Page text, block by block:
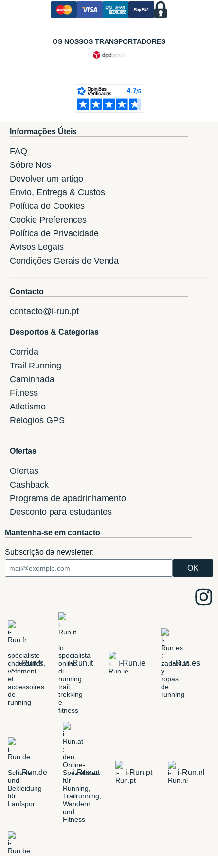
OS NOSSOS TRANSPORTADORES
Informações Úteis
FAQ
Sóbre Nos
Devolver um artigo
Envio, Entrega & Custos
Política de Cookies
Cookie Preferences
Política de Privacidade
Avisos Legais
Condições Gerais de Venda
Contacto
contacto@i-run.pt
Desportos & Categorias
Corrida
Trail Running
Caminhada
Fitness
Atletismo
Relogios GPS
Ofertas
Ofertas
Cashback
Programa de apadrinhamento
Desconto para estudantes
Mantenha-se em contacto
Subscrição da newsletter:
i-Run.fr i-Run.it i-Run.ie i-Run.es
i-Run.de i-Run.at i-Run.pt i-Run.nl